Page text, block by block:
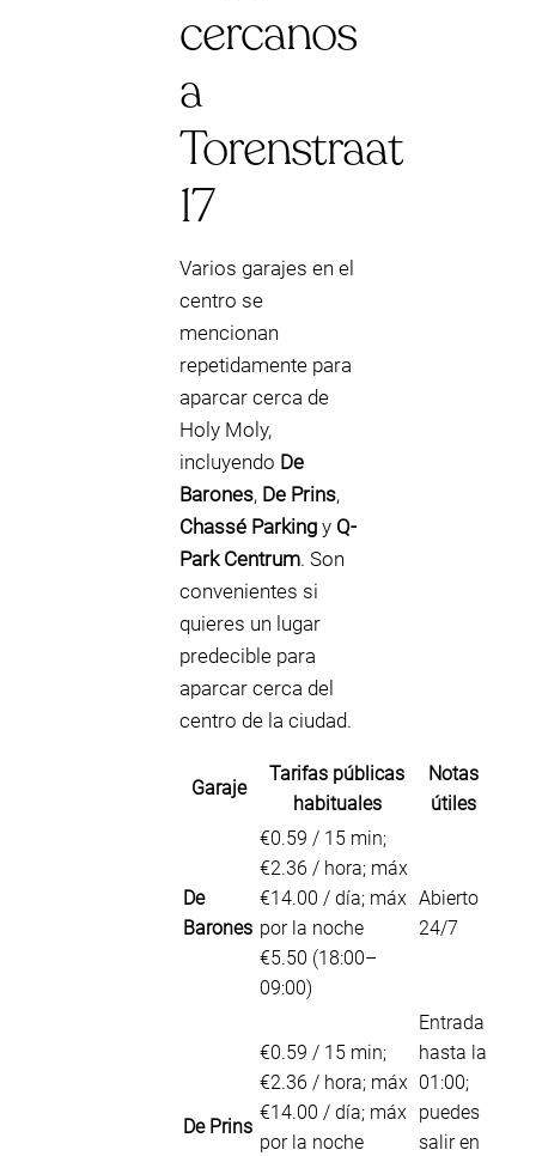
cercanos
a
Torenstraat
17
Varios garajes en el
centro se
mencionan
repetidamente para
aparcar cerca de
Holy Moly,
incluyendo De
Barones, De Prins,
Chassé Parking y Q-
Park Centrum. Son
convenientes si
quieres un lugar
predecible para
aparcar cerca del
centro de la ciudad.
Garaje
Tarifas públicas
habituales
Notas
útiles
De
Barones
€0.59 / 15 min;
€2.36 / hora; máx
€14.00 / día; máx
por la noche
€5.50 (18:00–
09:00)
Abierto
24/7
De Prins
€0.59 / 15 min;
€2.36 / hora; máx
€14.00 / día; máx
por la noche
Entrada
hasta la
01:00;
puedes
salir en